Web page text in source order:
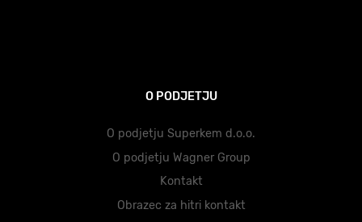
O PODJETJU
O podjetju Superkem d.o.o.
O podjetju Wagner Group
Kontakt
Obrazec za hitri kontakt